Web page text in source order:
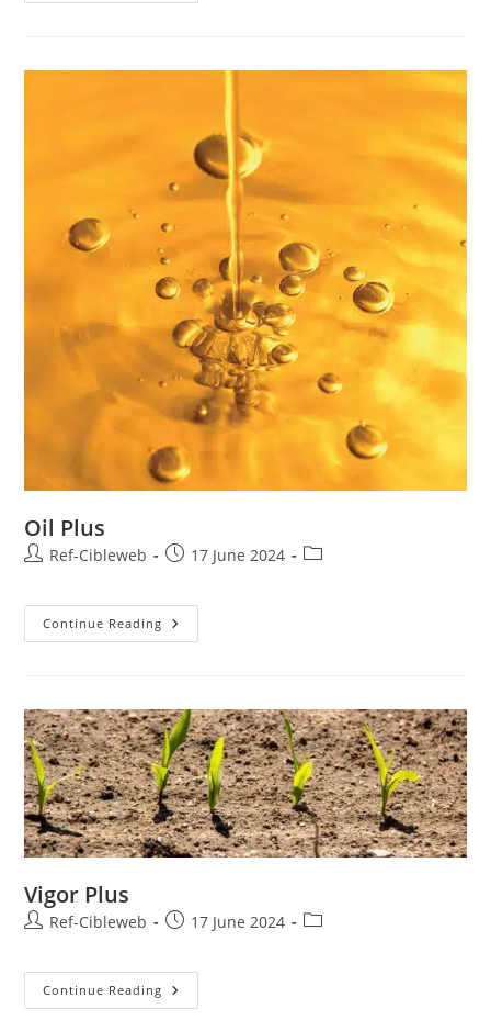
Oil Plus
Ref-Cibleweb 17 June 2024
Continue Reading
Vigor Plus
Ref-Cibleweb 17 June 2024
Continue Reading